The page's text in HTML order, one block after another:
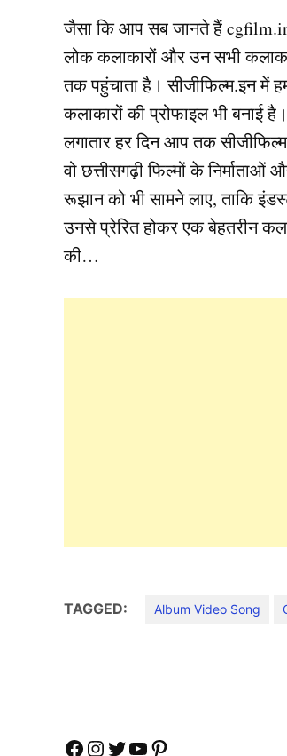
जैसा कि आप सब जानते हैं cgfilm.in
लोक कलाकारों और उन सभी
तक पहुंचाता है। सीजीफिल्म.इन में
कलाकारों की प्रोफाइल भी बनाई
लगातार हर दिन आप तक
वो छत्तीसगढ़ी फिल्मों के
रूझान को भी सामने लाए, ताकि
उनसे प्रेरित होकर एक बेहतरीन
की…
TAGGED: Album Video Song
Facebook
Instagram
Twitter
YouTube
Pinterest